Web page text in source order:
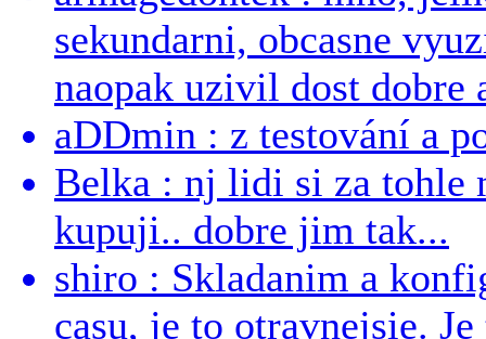
sekundarni, obcasne
naopak uzivil dost dobre
aDDmin : z testování a
Belka : nj lidi si za tohle
kupuji.. dobre jim tak...
shiro : Skladanim a
casu, je to otravnejsie.